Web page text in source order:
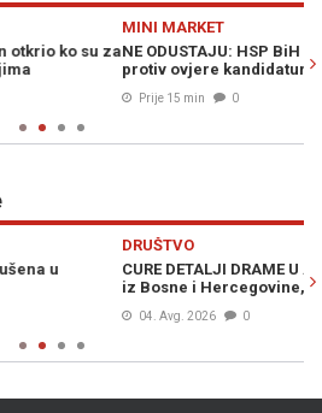
podnio apelaciju Ustavnom sudu BiH
Slavena Kovačevića...
U AUSTRIJI: Policijska potjera za
ostao je bez automobila...